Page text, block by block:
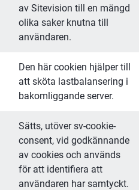
av Sitevision till en mängd
olika saker knutna till
användaren.
Den här cookien hjälper till
att sköta lastbalansering i
bakomliggande server.
Sätts, utöver sv-cookie-
consent, vid godkännande
av cookies och används
för att identifiera att
användaren har samtyckt.